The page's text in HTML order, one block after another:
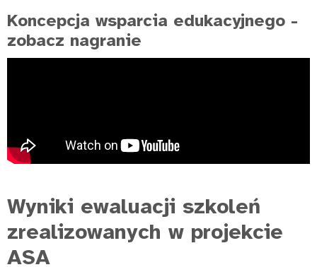
Koncepcja wsparcia edukacyjnego -
zobacz nagranie
Wyniki ewaluacji szkoleń
zrealizowanych w projekcie
ASA